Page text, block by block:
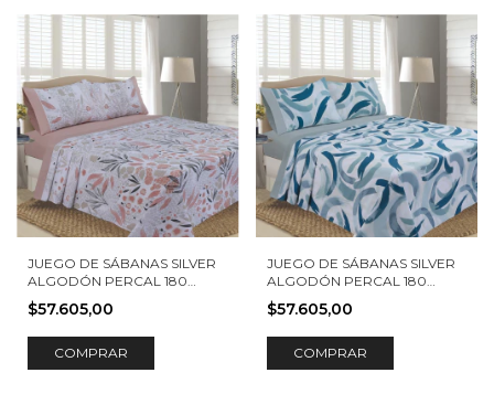
JUEGO DE SÁBANAS SILVER
ALGODÓN PERCAL 180
HILOS LOIRA
$57.605,00
COMPRAR
JUEGO DE SÁBANAS SILVER
ALGODÓN PERCAL 180
HILOS SENA
$57.605,00
COMPRAR